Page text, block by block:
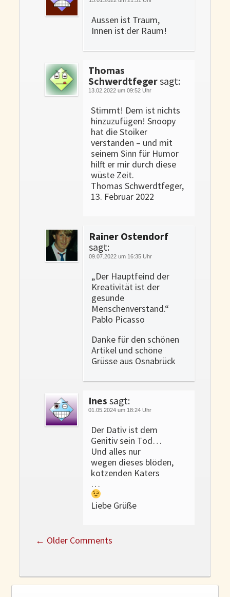
Aussen ist Traum,
Innen ist der Raum!
Thomas
Schwerdtfegersagt:
13.02.2022 um 09:52 Uhr
Stimmt! Dem ist nichts
hinzuzufügen! Snoopy
hat die Stoiker
verstanden – und mit
seinem Sinn für Humor
hilft er mir durch diese
wüste Zeit.
Thomas Schwerdtfeger,
13. Februar 2022
Rainer Ostendorf
sagt:
09.07.2022 um 16:35 Uhr
„Der Hauptfeind der
Kreativität ist der
gesunde
Menschenverstand.“
Pablo Picasso
Danke für den schönen
Artikel und schöne
Grüsse aus Osnabrück
Ines sagt:
01.05.2024 um 18:24 Uhr
Der Dativ ist dem
Genitiv sein Tod…
Und alles nur
wegen dieses blöden,
kotzenden Katers
…
Liebe Grüße
← Older Comments